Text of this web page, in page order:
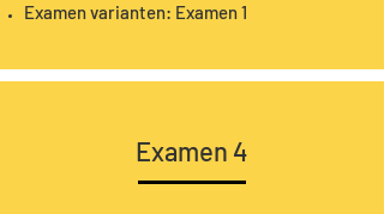
Examen varianten: Examen 1
Examen 4